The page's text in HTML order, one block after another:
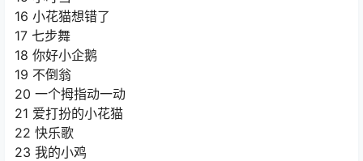
16 小花猫想错了
17 七步舞
18 你好小企鹅
19 不倒翁
20 一个拇指动一动
21 爱打扮的小花猫
22 快乐歌
23 我的小鸡